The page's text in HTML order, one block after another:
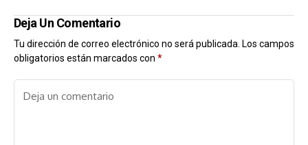
Deja Un Comentario
Tu dirección de correo electrónico no será publicada. Los campos
obligatorios están marcados con *